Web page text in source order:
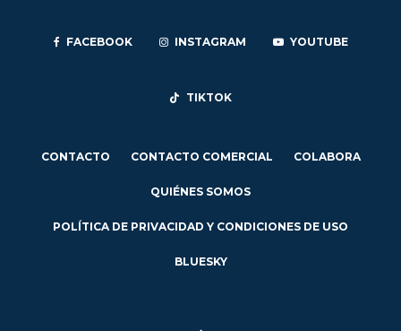
FACEBOOK INSTAGRAM YOUTUBE
TIKTOK
CONTACTO CONTACTO COMERCIAL COLABORA
QUIÉNES SOMOS
POLÍTICA DE PRIVACIDAD Y CONDICIONES DE USO
BLUESKY